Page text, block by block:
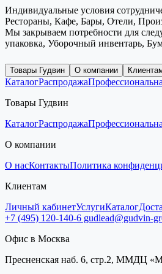
Индивидуальные условия
Рестораны, Кафе, Бары, Отели,
Мы закрываем потребности для
упаковка, Уборочный инвентарь,
Товары Гудвин О компании
КаталогРаспродажа
Товары Гудвин
КаталогРаспродажа
О компании
О насКонтактыПолитика
Клиентам
Личный кабинетУслугиКаталог
+7 (495) 120-140-6 gudlead@gudvin-
Офис в Москва
Пресненская наб. 6, стр.2, ММДЦ